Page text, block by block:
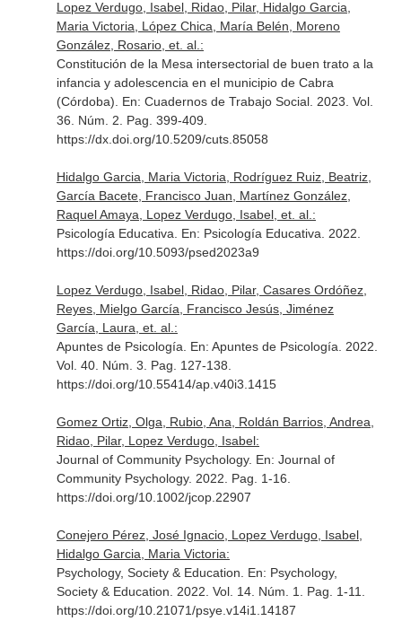
Lopez Verdugo, Isabel, Ridao, Pilar, Hidalgo Garcia,
Maria Victoria, López Chica, María Belén, Moreno
González, Rosario, et. al.:
Constitución de la Mesa intersectorial de buen trato a la
infancia y adolescencia en el municipio de Cabra
(Córdoba). En: Cuadernos de Trabajo Social. 2023. Vol.
36. Núm. 2. Pag. 399-409.
https://dx.doi.org/10.5209/cuts.85058
Hidalgo Garcia, Maria Victoria, Rodríguez Ruiz, Beatriz,
García Bacete, Francisco Juan, Martínez González,
Raquel Amaya, Lopez Verdugo, Isabel, et. al.:
Psicología Educativa. En: Psicología Educativa . 2022.
https://doi.org/10.5093/psed2023a9
Lopez Verdugo, Isabel, Ridao, Pilar, Casares Ordóñez,
Reyes, Mielgo García, Francisco Jesús, Jiménez
García, Laura, et. al.:
Apuntes de Psicología. En: Apuntes de Psicología . 2022.
Vol. 40. Núm. 3. Pag. 127-138.
https://doi.org/10.55414/ap.v40i3.1415
Gomez Ortiz, Olga, Rubio, Ana, Roldán Barrios, Andrea,
Ridao, Pilar, Lopez Verdugo, Isabel:
Journal of Community Psychology. En: Journal of
Community Psychology. 2022. Pag. 1-16.
https://doi.org/10.1002/jcop.22907
Conejero Pérez, José Ignacio, Lopez Verdugo, Isabel,
Hidalgo Garcia, Maria Victoria:
Psychology, Society & Education. En: Psychology,
Society & Education . 2022. Vol. 14. Núm. 1. Pag. 1-11.
https://doi.org/10.21071/psye.v14i1.14187